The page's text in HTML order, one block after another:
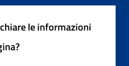
le informazioni